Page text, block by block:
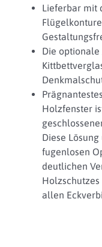
Lieferbar mit
Die optionale
Holzfenster
Diese
fugenlosen
deutlichen
allen